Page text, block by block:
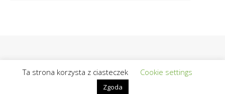
@2019 - Wszelkie prawa zastrzeżone | Realizacja / Hosting:
Ta strona korzysta z ciasteczek Cookie settings
Zgoda